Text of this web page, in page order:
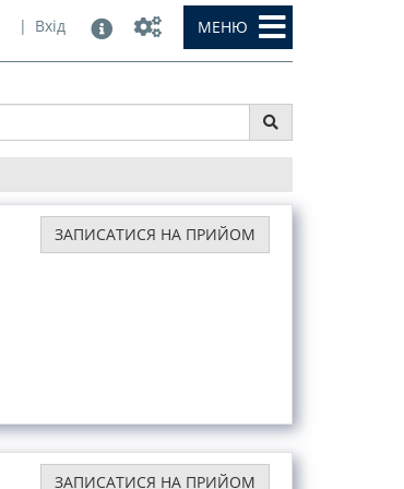
МЕНЮ
| Вхід
ЗАПИСАТИСЯ НА ПРИЙОМ
ЗАПИСАТИСЯ НА ПРИЙОМ